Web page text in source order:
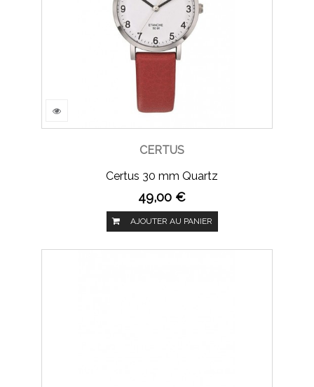
CERTUS
Certus 30 mm Quartz
49,00 €
AJOUTER AU PANIER